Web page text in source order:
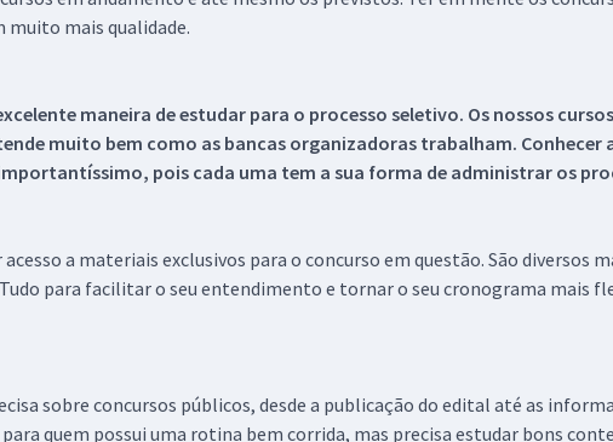
muito mais qualidade.
maneira de estudar para o processo seletivo. Os nossos
muito bem como as bancas organizadoras trabalham.
pois cada uma tem a sua forma de administrar os
a materiais exclusivos para o concurso em questão. São
para facilitar o seu entendimento e tornar o seu cronograma mais
sobre concursos públicos, desde a publicação do edital até as
quem possui uma rotina bem corrida, mas precisa estudar bons